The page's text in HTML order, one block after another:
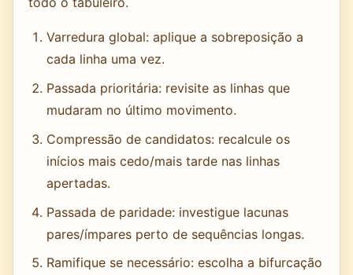
Varredura global: aplique a sobreposição a
cada linha uma vez.
Passada prioritária: revisite as linhas que
mudaram no último movimento.
Compressão de candidatos: recalcule os
inícios mais cedo/mais tarde nas linhas
apertadas.
Passada de paridade: investigue lacunas
pares/ímpares perto de sequências longas.
Ramifique se necessário: escolha a bifurcação